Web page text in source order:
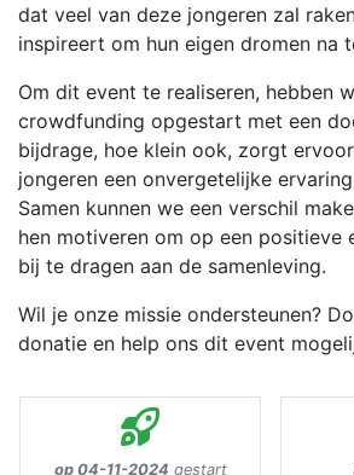
dat veel van deze jongeren zal
inspireert om hun eigen dromen na
Om dit event te realiseren, hebben
crowdfunding opgestart met een
bijdrage, hoe klein ook, zorgt
jongeren een onvergetelijke
Samen kunnen we een verschil
hen motiveren om op een positieve
bij te dragen aan de samenleving.
Wil je onze missie ondersteunen?
donatie en help ons dit event
op 04-11-2024 gestart